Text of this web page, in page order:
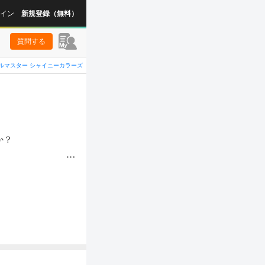
ン 新規登録（無料）
質問する
マスター シャイニーカラーズ